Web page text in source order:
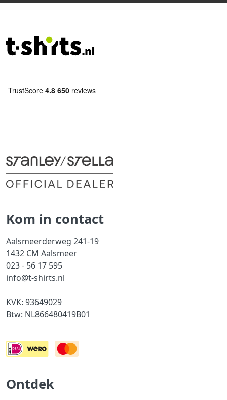
Kom in contact
Aalsmeerderweg 241-19
1432 CM Aalsmeer
023 - 56 17 595
info@t-shirts.nl
KVK: 93649029
Btw: NL866480419B01
Ontdek